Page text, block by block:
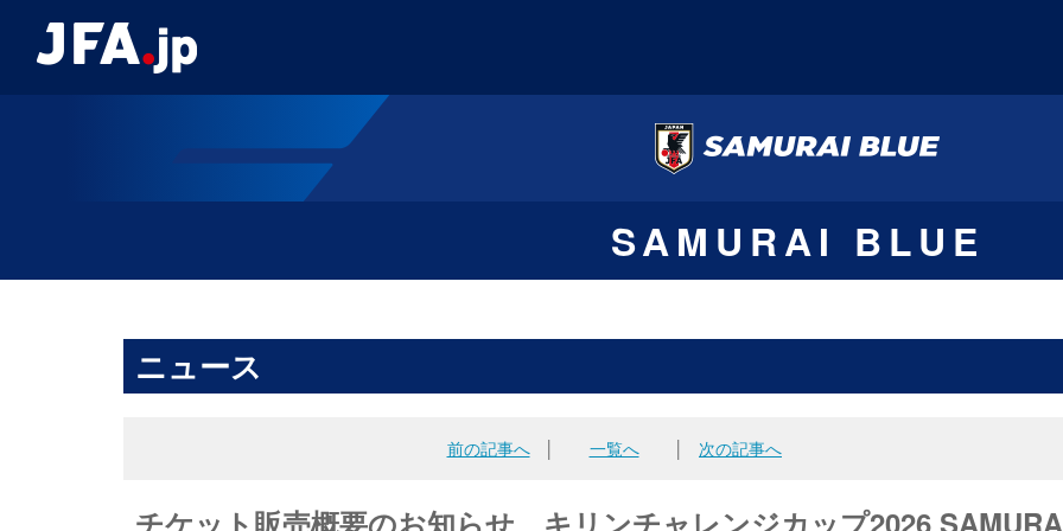
SAMURAI BLUE
ニュース
前の記事へ│ 一覧へ 次の記事へ
チケット販売概要のお知らせ キリンチャレンジカップ2026